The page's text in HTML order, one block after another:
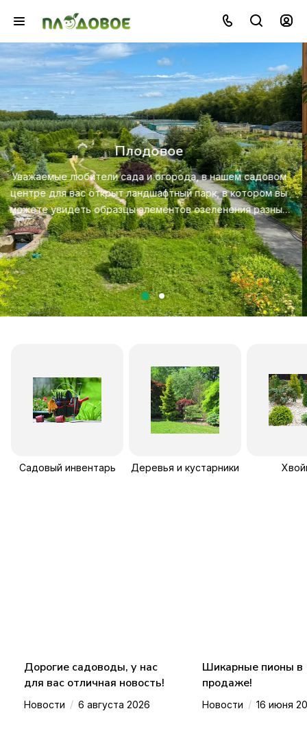
Озеленение
Создайте красивую и экологичную среду с помощью
профессионального ландшафтного дизайна, посадки
ухода за растениями.
Посмотреть услугу
Садовый инвентарь Деревья и кустарники
Дорогие садоводы, у нас
для вас отличная новость!
Новости / 6 августа 2026
Шикарные пионы в
продаже!
Новости / 16 июня